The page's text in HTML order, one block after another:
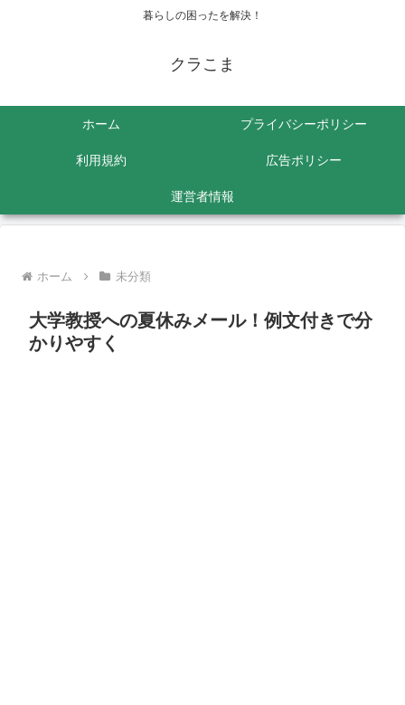
暮らしの困ったを解決！
クラこま
ホーム プライバシーポリシー
利用規約 広告ポリシー
運営者情報
ホーム 未分類
大学教授への夏休みメール！例文付きで分
かりやすく